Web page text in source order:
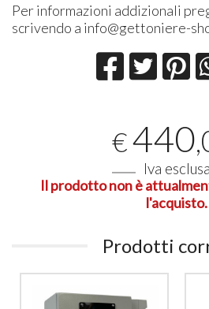
Per informazioni addizionali
scrivendo a info@gettoniere-
€440
Iva esclusa
Il prodotto non è
l'acquisto.
Prodotti